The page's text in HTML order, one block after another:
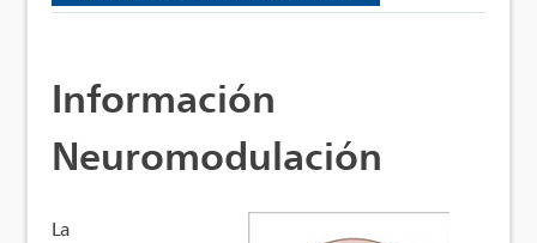
Información
Neuromodulación
La